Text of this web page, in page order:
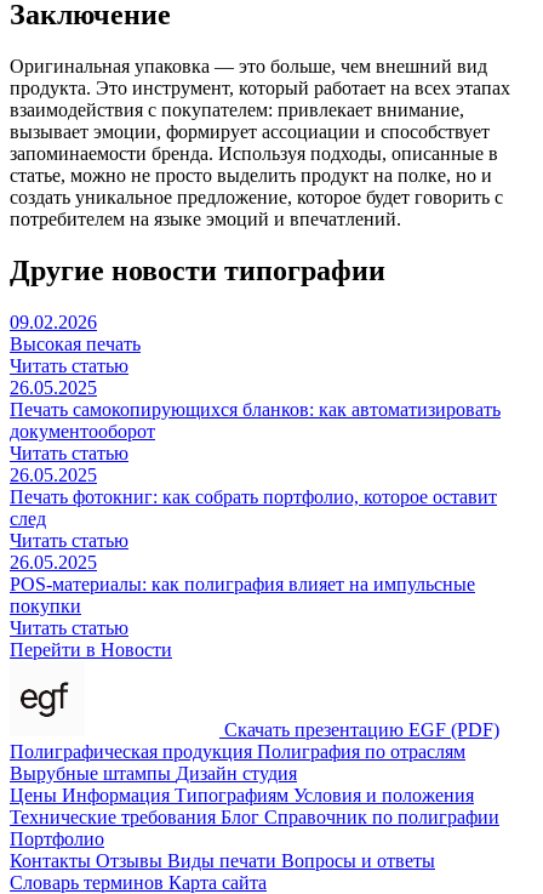
Заключение
Оригинальная упаковка — это больше, чем внешний вид
продукта. Это инструмент, который работает на всех этапах
взаимодействия с покупателем: привлекает внимание,
вызывает эмоции, формирует ассоциации и способствует
запоминаемости бренда. Используя подходы, описанные в
статье, можно не просто выделить продукт на полке, но и
создать уникальное предложение, которое будет говорить с
потребителем на языке эмоций и впечатлений.
Другие новости типографии
09.02.2026
Высокая печать
Читать статью
26.05.2025
Печать самокопирующихся бланков: как автоматизировать
документооборот
Читать статью
26.05.2025
Печать фотокниг: как собрать портфолио, которое оставит
след
Читать статью
26.05.2025
POS-материалы: как полиграфия влияет на импульсные
покупки
Читать статью
Перейти в Новости
Скачать презентацию EGF (PDF)
Полиграфическая продукция Полиграфия по отраслям
Вырубные штампы Дизайн студия
Цены Информация Типографиям Условия и положения
Технические требования Блог Справочник по полиграфии
Портфолио
Контакты Отзывы Виды печати Вопросы и ответы
Словарь терминов Карта сайта